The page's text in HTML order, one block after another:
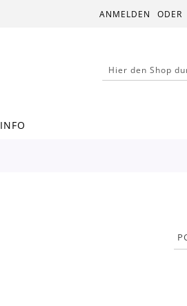
ANMELDEN
SUCHE
INFO